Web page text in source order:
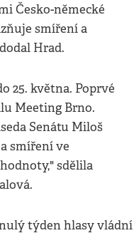
Česko-německé
smíření a
Hrad.
25. května. Poprvé
Meeting Brno.
Senátu Miloš
smíření ve
sdělila
týden hlasy vládní